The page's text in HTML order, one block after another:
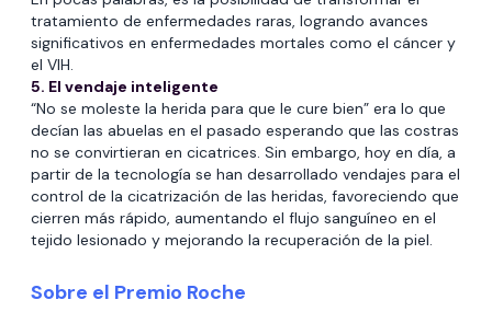
tratamiento de enfermedades raras, logrando avances
significativos en enfermedades mortales como el cáncer y
el VIH.
5. El vendaje inteligente
“No se moleste la herida para que le cure bien” era lo que
decían las abuelas en el pasado esperando que las costras
no se convirtieran en cicatrices. Sin embargo, hoy en día, a
partir de la tecnología se han desarrollado vendajes para el
control de la cicatrización de las heridas, favoreciendo que
cierren más rápido, aumentando el flujo sanguíneo en el
tejido lesionado y mejorando la recuperación de la piel.
Sobre el Premio Roche